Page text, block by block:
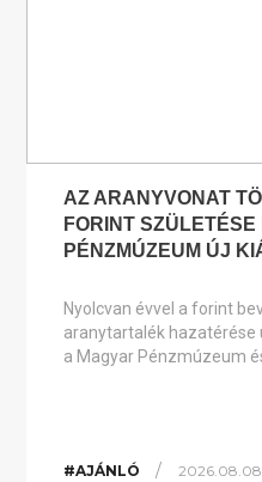
AZ ARANYVONAT
FORINT
PÉNZMÚZEUM ÚJ
Nyolcvan évvel a forint
aranytartalék hazatérése
a Magyar Pénzmúzeum
#AJÁNLÓ /